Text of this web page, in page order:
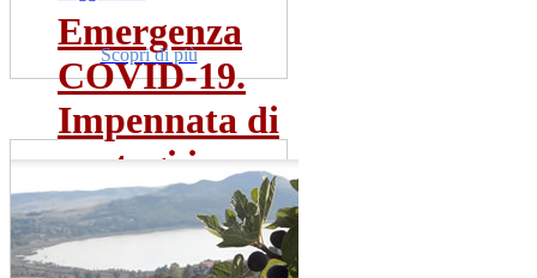
Emergenza
COVID-19.
Impennata di
contagi in...
Sono una trentina gia' i tamponi
risultati positivi. La meta' dei
pazienti ricoverata...
Scopri di più